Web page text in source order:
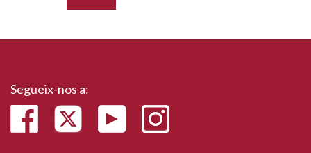
Segueix-nos a: